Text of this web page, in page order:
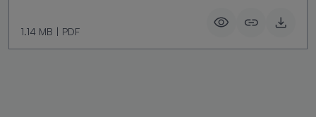
1.14 MB | PDF